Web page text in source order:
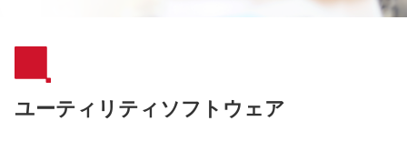
ユーティリティソフトウェア